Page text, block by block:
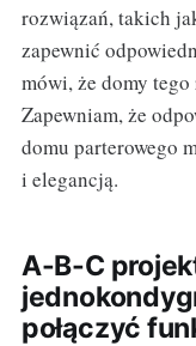
rozwiązań, takich
zapewnić
mówi, że domy
Zapewniam, że
domu parterowego
i elegancją.
A-B-C
połączyć